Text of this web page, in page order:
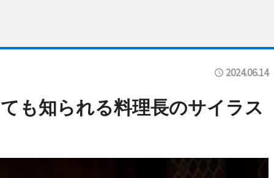
2024.06.14
も知られる料理長のサイラス